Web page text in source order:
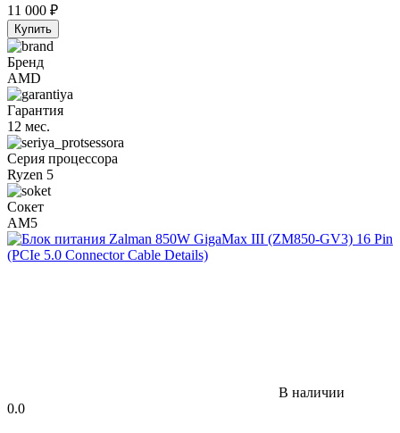
11 000 ₽
Купить
Бренд
AMD
Гарантия
12 мес.
Серия процессора
Ryzen 5
Сокет
AM5
В наличии
0.0